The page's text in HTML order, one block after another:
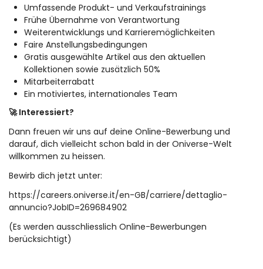
Umfassende Produkt- und Verkaufstrainings
Frühe Übernahme von Verantwortung
Weiterentwicklungs und Karrieremöglichkeiten
Faire Anstellungsbedingungen
Gratis ausgewählte Artikel aus den aktuellen
Kollektionen sowie zusätzlich 50%
Mitarbeiterrabatt
Ein motiviertes, internationales Team
🚀 Interessiert?
Dann freuen wir uns auf deine Online-Bewerbung und
darauf, dich vielleicht schon bald in der Oniverse-Welt
willkommen zu heissen.
Bewirb dich jetzt unter:
https://careers.oniverse.it/en-GB/carriere/dettaglio-
annuncio?JobID=269684902
(Es werden ausschliesslich Online-Bewerbungen
berücksichtigt)